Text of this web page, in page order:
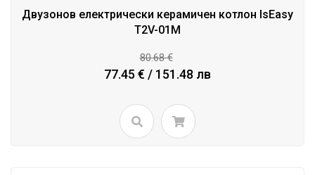
Двузонов електрически керамичен котлон IsEasy
T2V-01M
80.68 €
77.45 € / 151.48 лв